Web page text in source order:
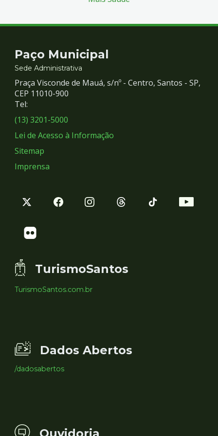
Contato
e
Redes
Sociais
Paço Municipal
Sede Administrativa
Praça Visconde de Mauá, s/nº - Centro, Santos - SP,
CEP 11010-900
Tel:
(13) 3201-5000
Lei de Acesso à Informação
Sitemap
Imprensa
TurismoSantos
TurismoSantos.com.br
Dados Abertos
/dadosabertos